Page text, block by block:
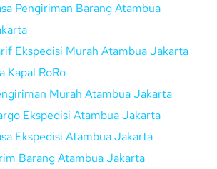
Pengiriman Barang Atambua
Ekspedisi Murah Atambua Jakarta
Kapal RoRo
Murah Atambua Jakarta
Ekspedisi Atambua Jakarta
Ekspedisi Atambua Jakarta
Barang Atambua Jakarta